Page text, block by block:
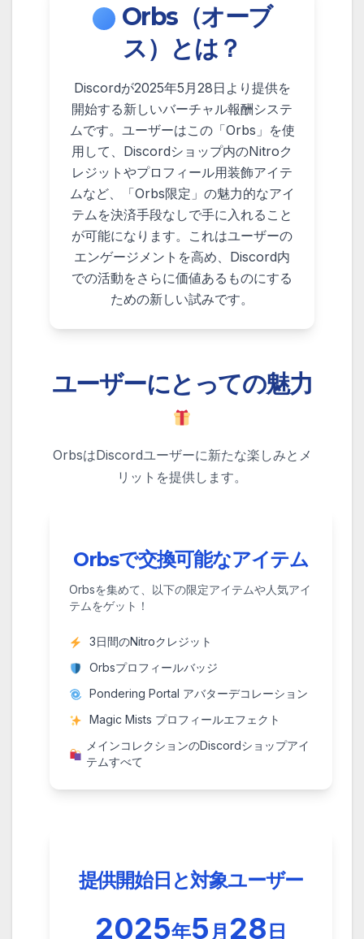
Orbs（オーブ
ス）とは？
Discordが2025年5月28日より提供を
開始する新しいバーチャル報酬システ
ムです。ユーザーはこの「Orbs」を使
用して、Discordショップ内のNitroク
レジットやプロフィール用装飾アイテ
ムなど、「Orbs限定」の魅力的なアイ
テムを決済手段なしで手に入れること
が可能になります。これはユーザーの
エンゲージメントを高め、Discord内
での活動をさらに価値あるものにする
ための新しい試みです。
ユーザーにとっての魅力
OrbsはDiscordユーザーに新たな楽しみとメ
リットを提供します。
Orbsで交換可能なアイテム
Orbsを集めて、以下の限定アイテムや人気アイ
テムをゲット！
3日間のNitroクレジット
Orbsプロフィールバッジ
Pondering Portal アバターデコレーション
Magic Mists プロフィールエフェクト
メインコレクションのDiscordショップアイ
テムすべて
提供開始日と対象ユーザー
2025年5月 28 日